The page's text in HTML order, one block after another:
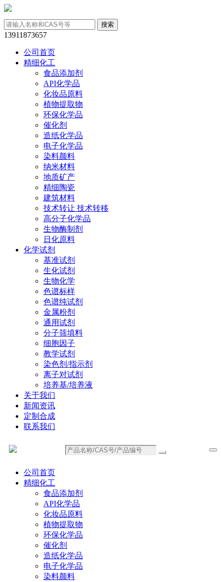
13911873657
公司首页
精细化工
食品添加剂
API化学品
化妆品原料
植物提取物
环保化学品
催化剂
造纸化学品
电子化学品
染料颜料
纳米材料
地质矿产
精细陶瓷
建筑材料
技术转让 技术转移
高分子化学品
生物酶制剂
日化原料
化学试剂
基准试剂
生化试剂
生物化学
色谱标样
色谱纯试剂
金属粉剂
通用试剂
分子筛填料
细胞因子
教学试剂
染色剂/指示剂
离子对试剂
培养基/培养液
关于我们
新闻资讯
定制合成
联系我们
公司首页
精细化工
食品添加剂
API化学品
化妆品原料
植物提取物
环保化学品
催化剂
造纸化学品
电子化学品
染料颜料